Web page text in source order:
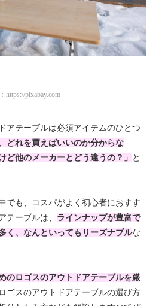
https://pixabay.com
アテーブルは必須アイテムのひとつ
どれを買えばいいのか分からな
ど他のメーカーとどう違うの？」 と
でも、コスパがよく初心者におすす
テーブルは、 ラインナップが豊富で
く、なんといってもリーズナブルな
のロゴスのアウトドアテーブルを厳
ゴスのアウトドアテーブルの選び方